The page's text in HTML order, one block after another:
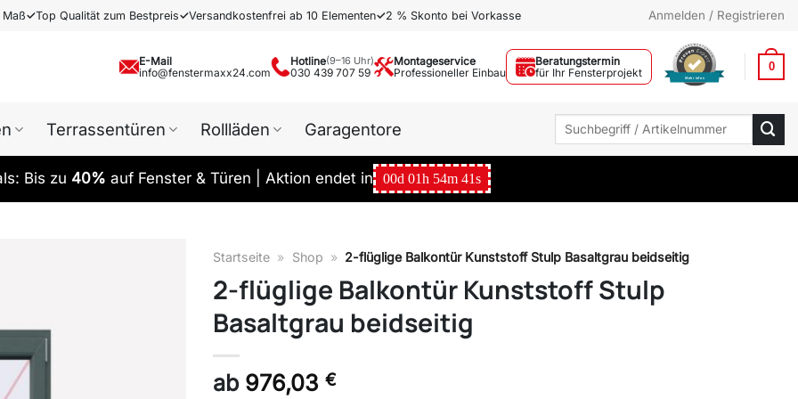
Maß✓Top Qualität zum Bestpreis✓Versandkostenfrei ab 10 Elementen✓2 % Skonto bei Vorkasse Anmelden / Registrieren
E-Mail
info@fenstermaxx24.com
Hotline(9–16 Uhr)
030 439 707 59
Montageservice
Professioneller Einbau
Beratungstermin
für Ihr Fensterprojekt
Mehr Infos
0
Terrassentüren Rollläden Garagentore
Suchen
Bis zu 40% auf Fenster & Türen | Aktion endet in 00d 01h 54m 39s
Startseite » Shop » 2-flüglige Balkontür Kunststoff Stulp Basaltgrau beidseitig
2-flüglige Balkontür Kunststoff Stulp
Basaltgrau beidseitig
ab 976,03 €